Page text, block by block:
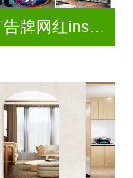
玻璃管广告牌网红ins灯带造型装饰千层镜深渊镜